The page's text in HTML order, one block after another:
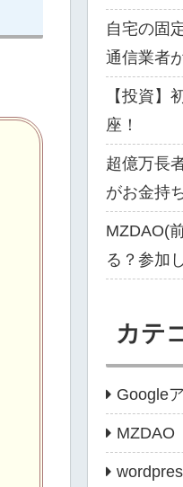
自宅の固
通信業者
【投資】
座！
超億万長
がお金持
MZDAO(
る？参加
カテ
Google
MZDAO